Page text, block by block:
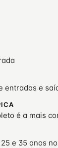
entradas e
é a mais
e 35 anos